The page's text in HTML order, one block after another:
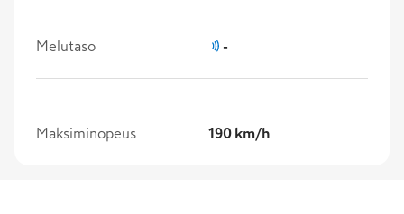
Melutaso -
Maksiminopeus 190 km/h